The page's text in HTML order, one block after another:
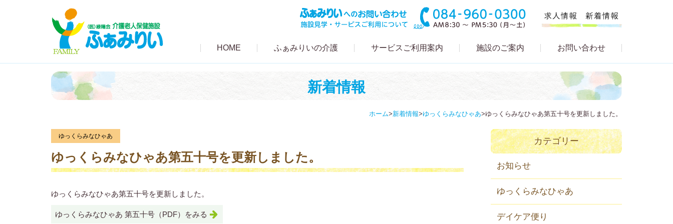
HOME ふぁみりいの介護 サービスご利用案内 施設のご案内 お問い合わせ
新着情報
ホーム>新着情報>ゆっくらみなひゃあ>ゆっくらみなひゃあ第五十号を更新しました。
ゆっくらみなひゃあ
ゆっくらみなひゃあ第五十号を更新しました。
ゆっくらみなひゃあ第五十号を更新しました。
ゆっくらみなひゃあ 第五十号（PDF）をみる
カテゴリー
お知らせ
ゆっくらみなひゃあ
デイケア便り